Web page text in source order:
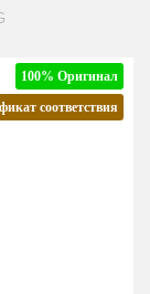
100% Оригинал
соответствия